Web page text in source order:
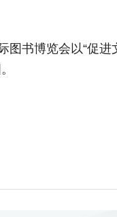
书博览会以“促进